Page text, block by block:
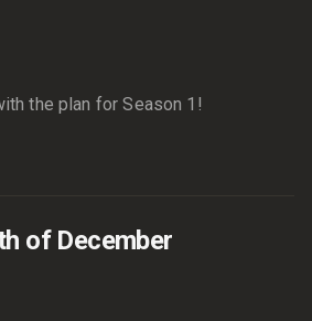
the plan for Season 1!
of December